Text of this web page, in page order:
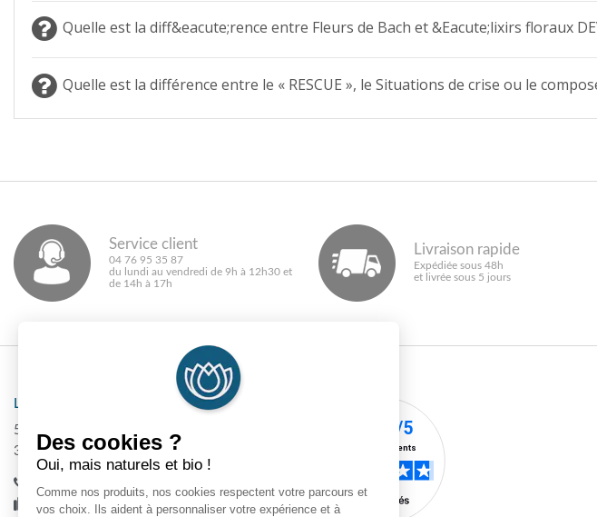
Quelle est la diff&eacute;rence entre Fleurs de Bach et &Eacute;lixirs floraux
Quelle est la différence entre le « RESCUE », le Situations de crise ou le
Service client
04 76 95 35 87
du lundi au vendredi de 9h à 12h30 et
de 14h à 17h
Livraison rapide
Expédiée sous 48h
et livrée sous 5 jours
Laboratoire DEVA
540 Route de Méaudre CS 50104
38880 Autrans
+33 (0)4 76 95 35 87
+33 (0)4 76 95 37 02